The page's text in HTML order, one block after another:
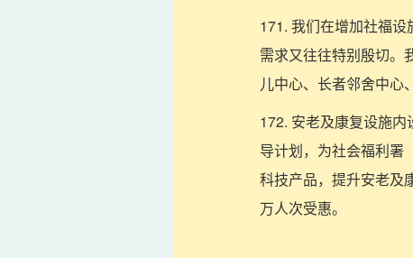
171. 我们在增加社福
需求又往往特别殷切。
儿中心、长者邻舍中心
172. 安老及康复设施
导计划，为社会福利署
科技产品，提升安老及
万人次受惠。